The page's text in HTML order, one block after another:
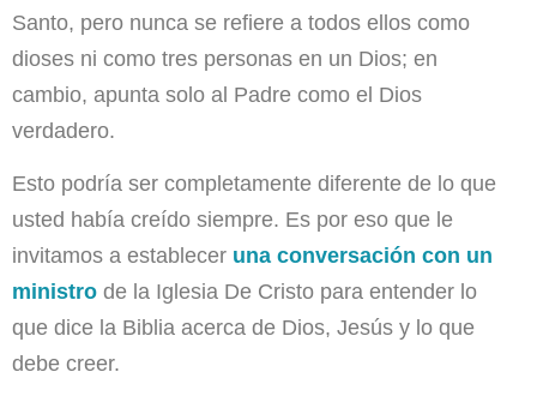
Santo, pero nunca se refiere a todos ellos como
dioses ni como tres personas en un Dios; en
cambio, apunta solo al Padre como el Dios
verdadero.
Esto podría ser completamente diferente de lo que
usted había creído siempre. Es por eso que le
invitamos a establecer una conversación con un
ministro de la Iglesia De Cristo para entender lo
que dice la Biblia acerca de Dios, Jesús y lo que
debe creer.